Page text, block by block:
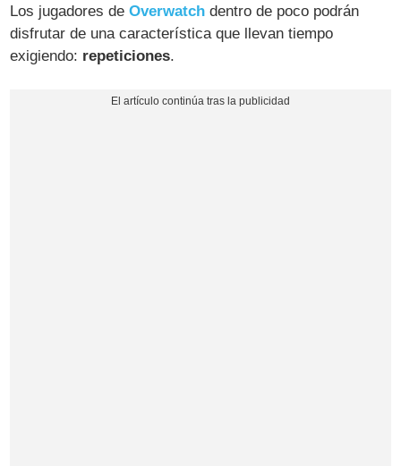
Los jugadores deOverwatch dentro de poco podrán
disfrutar de una característica que llevan tiempo
exigiendo: repeticiones.